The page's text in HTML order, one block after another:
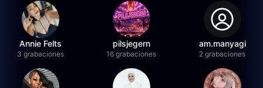
Annie Felts
3 grabaciones
pilsjegern
16 grabaciones
am.manyagi
2 grabaciones